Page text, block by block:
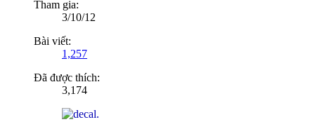
Tham gia:
3/10/12
Bài viết:
1,257
Đã được thích:
3,174